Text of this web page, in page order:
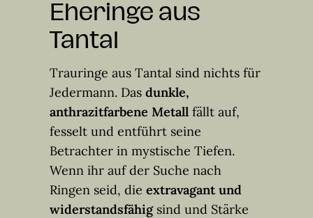
Eheringe aus
Tantal
Trauringe aus Tantal sind nichts für
Jedermann. Das dunkle,
anthrazitfarbene Metall fällt auf,
fesselt und entführt seine
Betrachter in mystische Tiefen.
Wenn ihr auf der Suche nach
Ringen seid, die extravagant und
widerstandsfähig sind und Stärke